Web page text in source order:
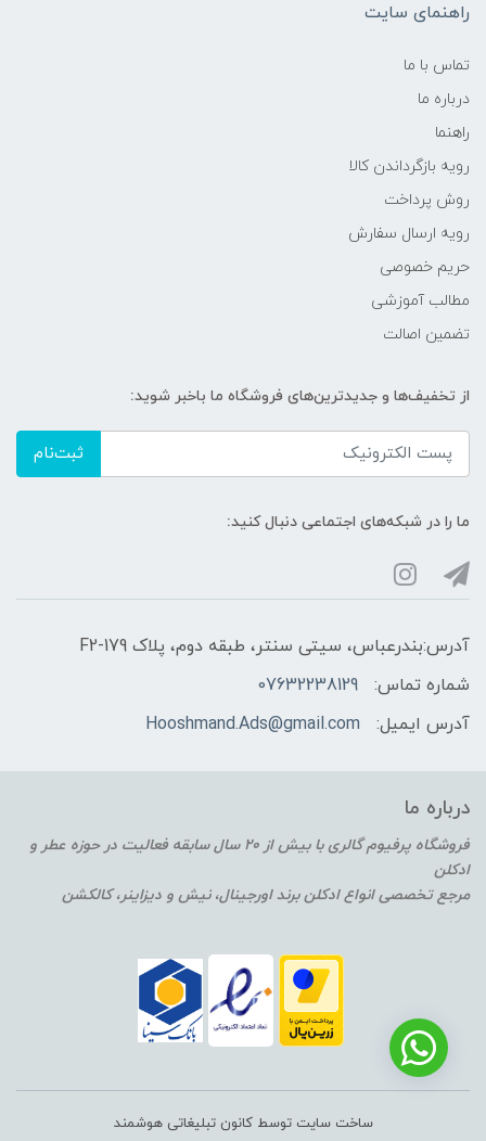
راهنمای سایت
تماس با ما
درباره ما
راهنما
رویه‌ بازگرداندن کالا
روش پرداخت
رویه ارسال سفارش
حریم خصوصی
مطالب آموزشی
تضمین اصالت
از تخفیف‌ها و جدیدترین‌های فروشگاه ما باخبر شوید:
ثبت‌نام
ما را در شبکه‌های اجتماعی دنبال کنید:
آدرس:بندرعباس، سیتی سنتر، طبقه دوم، پلاک F2-179
شماره تماس:
07632238129
آدرس ایمیل:
Hooshmand.Ads@gmail.com
درباره ما
فروشگاه پرفیوم گالری با بیش از 20 سال سابقه فعالیت در حوزه عطر و
ادکلن
مرجع تخصصی انواع ادکلن برند اورجینال، نیش و دیزاینر، کالکشن
ساخت سایت توسط کانون تبلیغاتی هوشمند